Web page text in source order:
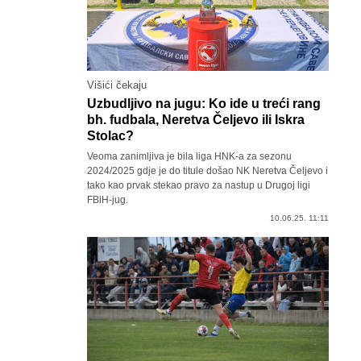
Višići čekaju
Uzbudljivo na jugu: Ko ide u treći rang
bh. fudbala, Neretva Čeljevo ili Iskra
Stolac?
Veoma zanimljiva je bila liga HNK-a za sezonu
2024/2025 gdje je do titule došao NK Neretva Čeljevo i
tako kao prvak stekao pravo za nastup u Drugoj ligi
FBiH-jug.
10.06.25. 11:11